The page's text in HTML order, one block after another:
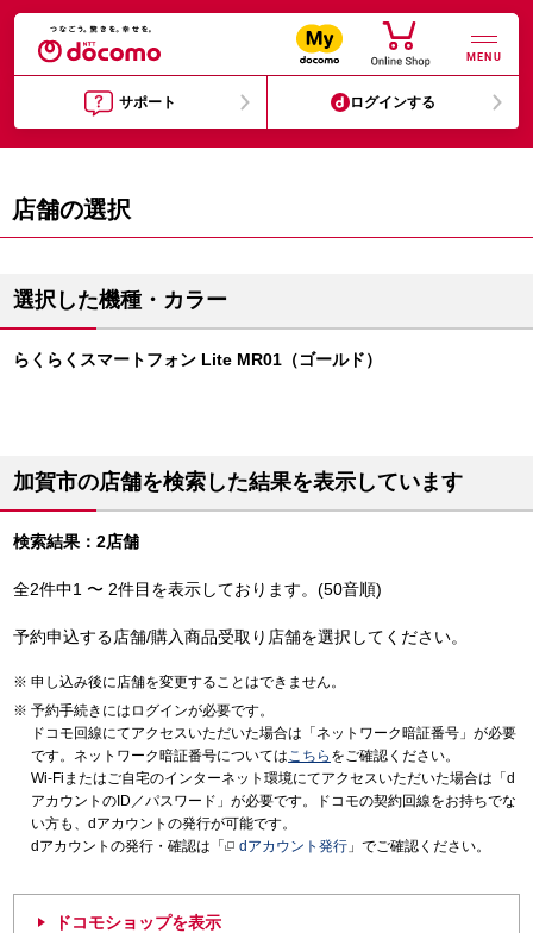
MENU
サポート ログインする
店舗の選択
選択した機種・カラー
らくらくスマートフォン Lite MR01（ゴールド）
加賀市の店舗を検索した結果を表示しています
検索結果：2店舗
全2件中1 〜 2件目を表示しております。(50音順)
予約申込する店舗/購入商品受取り店舗を選択してください。
申し込み後に店舗を変更することはできません。
予約手続きにはログインが必要です。
ドコモ回線にてアクセスいただいた場合は「ネットワーク暗証番号」が必要
です。ネットワーク暗証番号についてはこちら をご確認ください。
Wi-Fiまたはご自宅のインターネット環境にてアクセスいただいた場合は「d
アカウントのID／パスワード」が必要です。ドコモの契約回線をお持ちでな
い方も、dアカウントの発行が可能です。
dアカウントの発行・確認は「
dアカウント発行 」でご確認ください。
ドコモショップを表示